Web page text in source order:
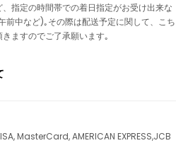
指定の時間帯での着日指定がお受け出来な
前中など)｡その際は配送予定に関して、こち
ますのでご了承願います｡
MasterCard, AMERICAN EXPRESS,JCB